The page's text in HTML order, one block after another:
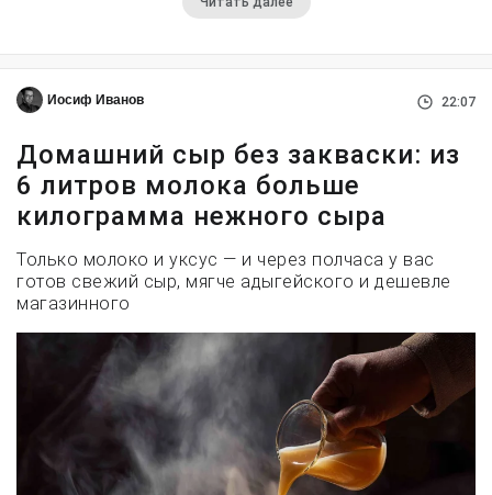
Иосиф Иванов 22:07
Домашний сыр без закваски: из
6 литров молока больше
килограмма нежного сыра
Только молоко и уксус — и через полчаса у вас
готов свежий сыр, мягче адыгейского и дешевле
магазинного